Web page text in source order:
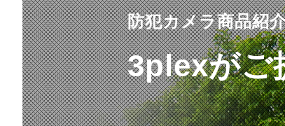
防犯カメラ商品紹
3plexがご